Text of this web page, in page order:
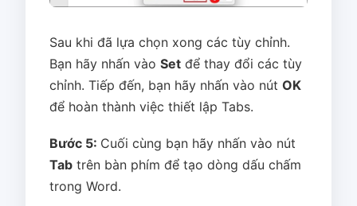
Sau khi đã lựa chọn xong các tùy chỉnh.
Bạn hãy nhấn vào Set để thay đổi các tùy
chỉnh. Tiếp đến, bạn hãy nhấn vào nút OK
để hoàn thành việc thiết lập Tabs.
Bước 5: Cuối cùng bạn hãy nhấn vào nút
Tab trên bàn phím để tạo dòng dấu chấm
trong Word.